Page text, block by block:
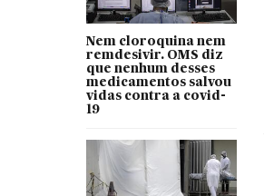
Nem cloroquina nem
remdesivir. OMS diz
que nenhum desses
medicamentos salvou
vidas contra a covid-
19